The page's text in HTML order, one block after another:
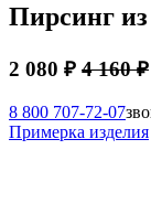
Пирсинг из
2 080 ₽ 4 160 ₽
8 800 707-72-07
Примерка изделия